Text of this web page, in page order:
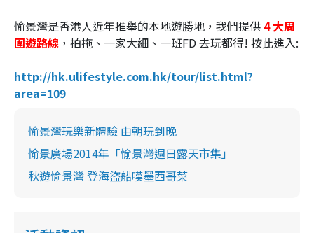
愉景灣是香港人近年推舉的本地遊勝地，我們提供 4 大周
圍遊路線 ，拍拖、一家大細、一班FD 去玩都得! 按此進入:
http://hk.ulifestyle.com.hk/tour/list.html?
area=109
愉景灣玩樂新體驗 由朝玩到晚
愉景廣場2014年「愉景灣週日露天市集」
秋遊愉景灣 登海盜船嘆墨西哥菜